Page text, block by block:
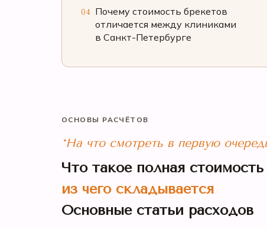
04 Почему стоимость брекетов
отличается между клиниками
в Санкт-Петербурге
ОСНОВЫ РАСЧЁТОВ
*На что смотреть в первую
Что такое полная
из чего складывается
Основные статьи расходов